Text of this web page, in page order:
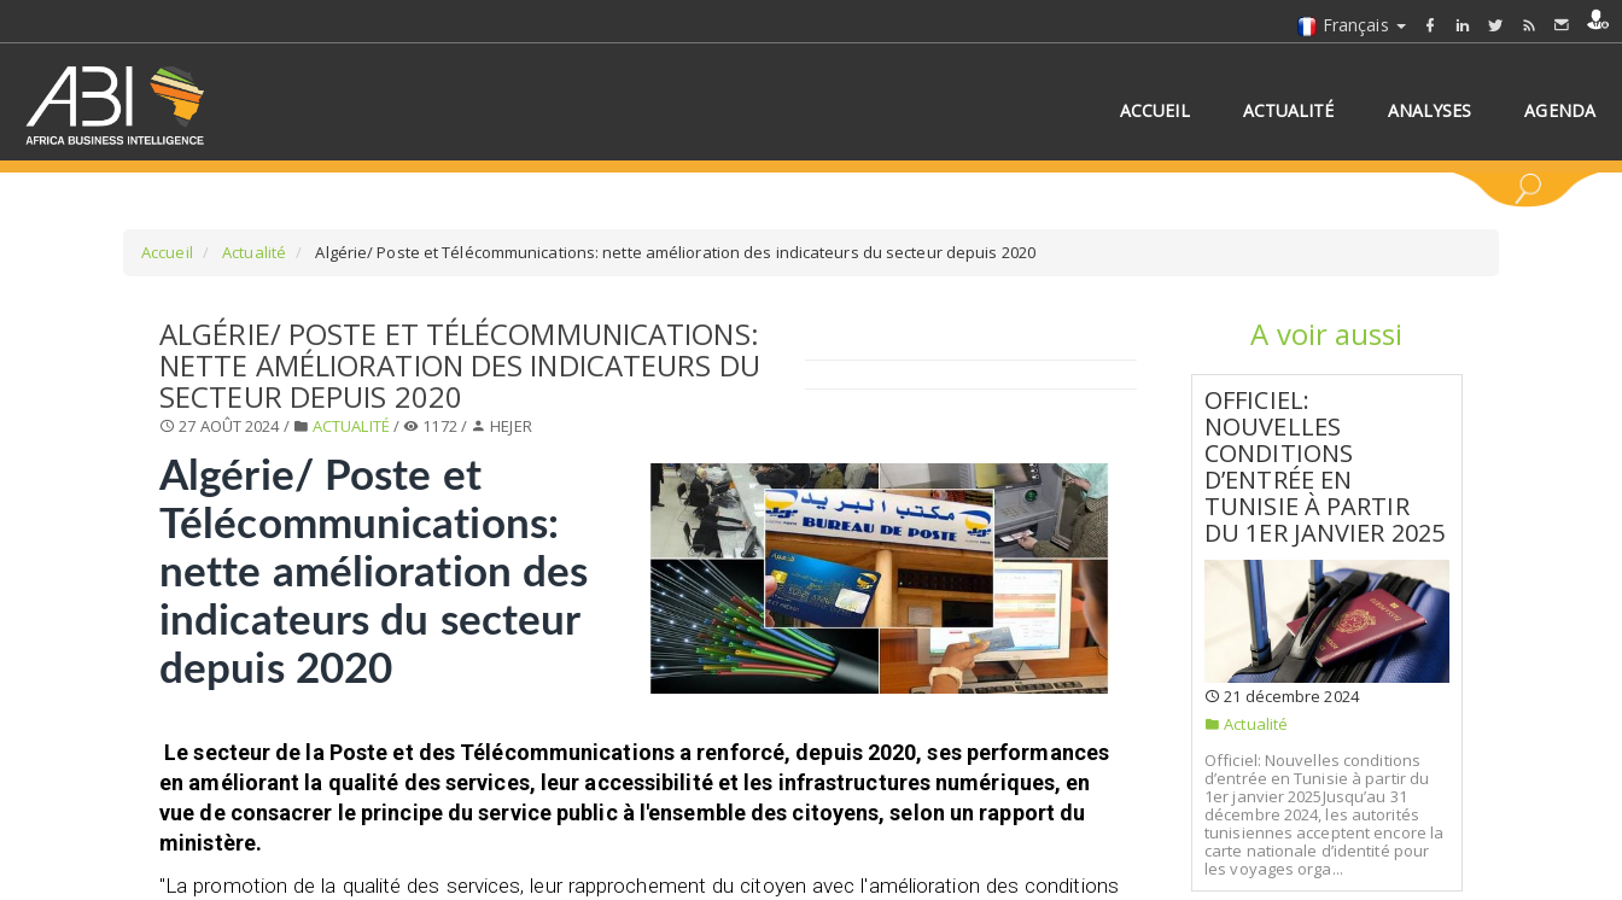
Français
ACCUEIL ACTUALITÉ ANALYSES AGENDA
SÉLECTIONNEZ UN/DES SECTEURS
SELECTIONNEZ UNE SECTION SÉLECTIONNEZ UNE CATÉGORIE SÉLECTIONNEZ UN/DES PAYS
Accueil Actualité Algérie/ Poste et Télécommunications: nette amélioration des indicateurs du secteur depuis 2020
ALGÉRIE/ POSTE ET TÉLÉCOMMUNICATIONS:
NETTE AMÉLIORATION DES INDICATEURS DU
SECTEUR DEPUIS 2020
27 AOÛT 2024 / ACTUALITÉ / 1172 / HEJER
Algérie/ Poste et
Télécommunications:
nette amélioration des
indicateurs du secteur
depuis 2020
Le secteur de la Poste et des Télécommunications a renforcé, depuis 2020, ses performances
en améliorant la qualité des services, leur accessibilité et les infrastructures numériques, en
vue de consacrer le principe du service public à l'ensemble des citoyens, selon un rapport du
ministère.
"La promotion de la qualité des services, leur rapprochement du citoyen avec l'amélioration des conditions
A voir aussi
OFFICIEL:
NOUVELLES
CONDITIONS
D’ENTRÉE EN
TUNISIE À PARTIR
DU 1ER JANVIER 2025
21 décembre 2024
Actualité
Officiel: Nouvelles conditions
d’entrée en Tunisie à partir du
1er janvier 2025Jusqu’au 31
décembre 2024, les autorités
tunisiennes acceptent encore la
carte nationale d’identité pour
les voyages orga...